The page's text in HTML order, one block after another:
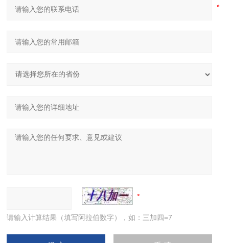
请输入计算结果（填写阿拉伯数字），如：三加四=7